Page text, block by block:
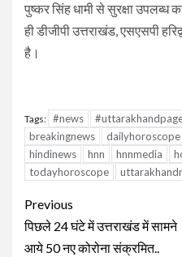
पुष्कर सिंह धामी से सुरक्षा उपलब्ध
ही डीजीपी उत्तराखंड, एसएसपी
है।
Tags: #news
breakingnews
dailyhoroscope
hindinews
hnn hnnmedia
todayhoroscope
Continue
Reading
Previous
पिछले 24 घंटे में उत्तराखंड में सामने
आये 50 नए कोरोना संक्रमित..